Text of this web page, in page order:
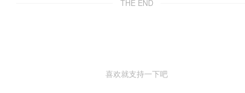
THE END
喜欢就支持一下吧